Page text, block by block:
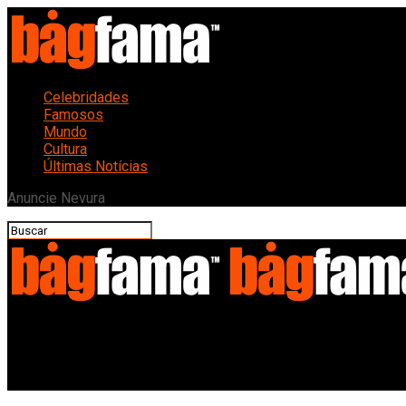
Celebridades
Famosos
Mundo
Cultura
Últimas Notícias
Anuncie Nevura